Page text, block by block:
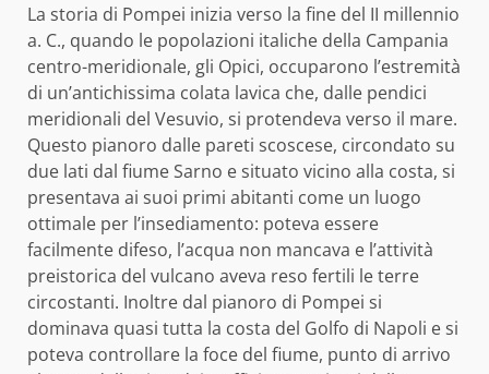
La storia di Pompei inizia verso la fine del II millennio
a. C., quando le popolazioni italiche della Campania
centro-meridionale, gli Opici, occuparono l’estremità
di un’antichissima colata lavica che, dalle pendici
meridionali del Vesuvio, si protendeva verso il mare.
Questo pianoro dalle pareti scoscese, circondato su
due lati dal fiume Sarno e situato vicino alla costa, si
presentava ai suoi primi abitanti come un luogo
ottimale per l’insediamento: poteva essere
facilmente difeso, l’acqua non mancava e l’attività
preistorica del vulcano aveva reso fertili le terre
circostanti. Inoltre dal pianoro di Pompei si
dominava quasi tutta la costa del Golfo di Napoli e si
poteva controllare la foce del fiume, punto di arrivo